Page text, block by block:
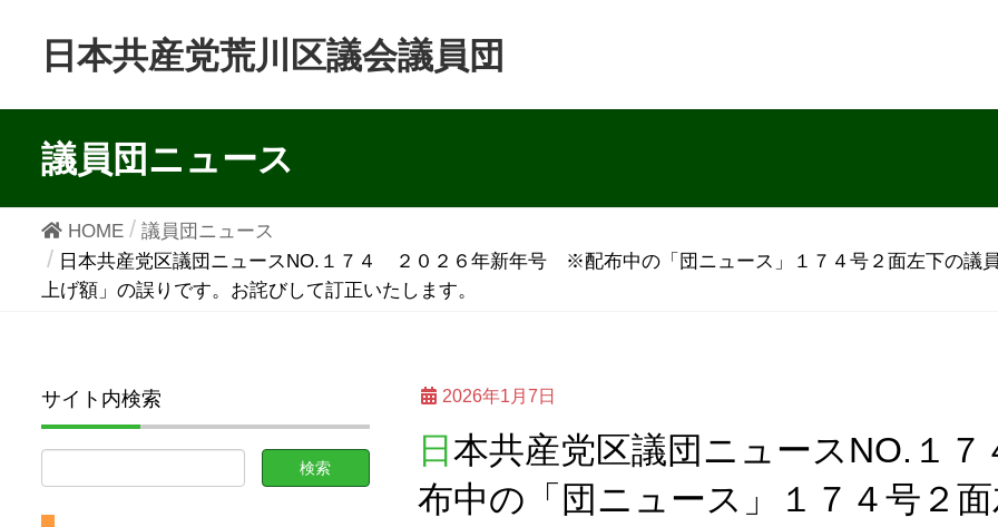
日本共産党荒川区議会議員団
議員団ニュース
HOME
議員団ニュース
日本共産党区議団ニュースNO.１７４ ２０２６年新年号 ※配布中の「団ニュース」１７４号２面左下の議
上げ額」の誤りです。お詫びして訂正いたします。
2026年1月7日
日本共産党区議団ニュースNO.１７４ ２０２６年新年号 ※配
布中の「団ニュース」１７４号２
サイト内検索